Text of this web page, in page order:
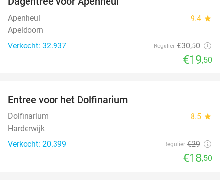
Apenheul 9.4 star
Apeldoorn
Verkocht: 32.937
Regulier €30,50
€19,50
Entree voor het Dolfinarium
Dolfinarium 8.5 star
Harderwijk
Verkocht: 20.399
Regulier €29
€18,50